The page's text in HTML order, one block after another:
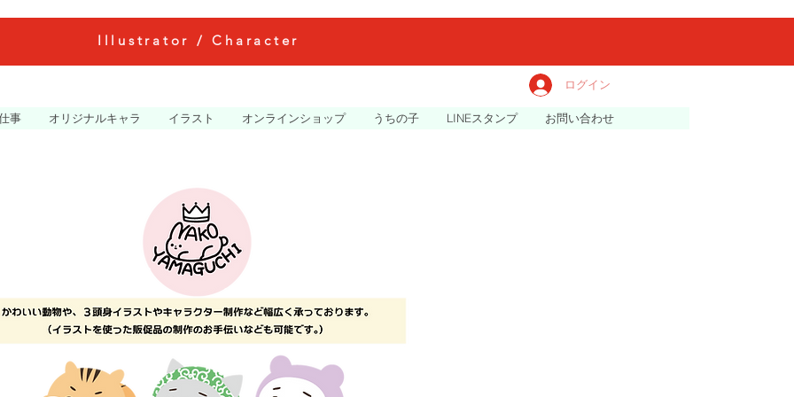
Illustrator / Character
ログイン
事 オリジナルキャラ イラスト オンラインショップ うちの子 LINEスタンプ お問い合わせ